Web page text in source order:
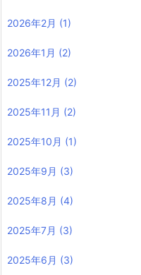
2026年2月 (1)
2026年1月 (2)
2025年12月 (2)
2025年11月 (2)
2025年10月 (1)
2025年9月 (3)
2025年8月 (4)
2025年7月 (3)
2025年6月 (3)